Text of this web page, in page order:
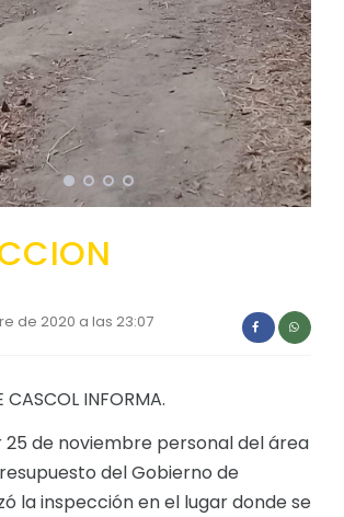
y Ordenamiento Territorial -
Contratación - PAC
Anual - POA
EJECUCIÓN Y REPORTES
y balances
Presupuestaria
de 2020 a las 23:07
CASCOL INFORMA.
25 de noviembre personal del área
del Gobierno de
la inspección en el lugar donde se